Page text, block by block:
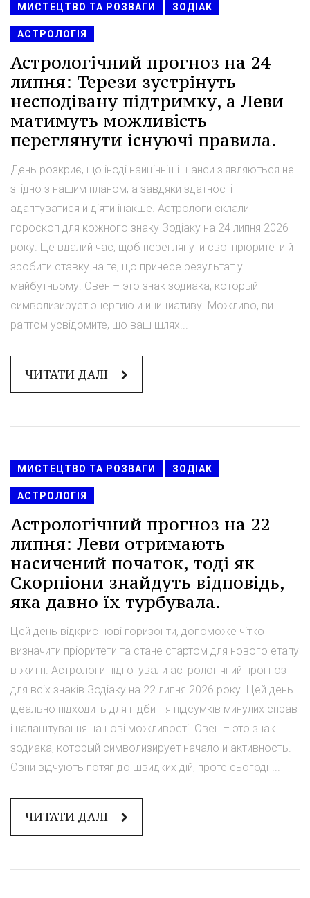
МИСТЕЦТВО ТА РОЗВАГИ ЗОДІАК
АСТРОЛОГІЯ
Астрологічний прогноз на 24
липня: Терези зустрінуть
несподівану підтримку, а Леви
матимуть можливість
переглянути існуючі правила.
День розкриє, що іноді найцінніші шанси з'являються не
згідно з нашим планом, а завдяки здатності
адаптуватися й діяти інакше. Астрологи склали
гороскоп для кожного знаку Зодіаку на 24 липня 2026
року. Це вдалий час, щоб переглянути свої пріоритети й
зробити ставку на те, що принесе результат у
майбутньому. Овен – это знак зодиака, который
символизирует энергию и инициативу. Можливо, ви
раптом усвідомите, що ваш шлях...
ЧИТАТИ ДАЛІ
МИСТЕЦТВО ТА РОЗВАГИ ЗОДІАК
АСТРОЛОГІЯ
Астрологічний прогноз на 22
липня: Леви отримають
насичений початок, тоді як
Скорпіони знайдуть відповідь,
яка давно їх турбувала.
Цей день відкриє нові горизонти, допоможе чітко
визначити пріоритети та стане стартом для нового етапу
в житті. Астрологи підготували астрологічний прогноз
для всіх знаків Зодіаку на 22 липня 2026 року. Цей день
ідеально підходить для підбиття підсумків минулих справ
і налаштування на нові можливості. Овен – это знак
зодиака, который символизирует начало и активность.
Овни відчують потяг до швидких дій, проте сьогодн...
ЧИТАТИ ДАЛІ